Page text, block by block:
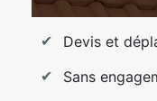
Devis et
Sans